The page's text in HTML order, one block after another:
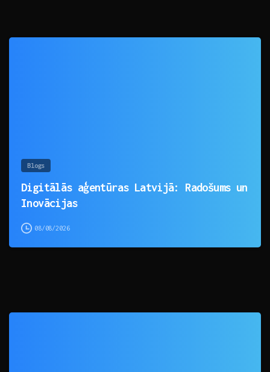
Blogs
Digitālās aģentūras Latvijā: Radošums un
Inovācijas
08/08/2026